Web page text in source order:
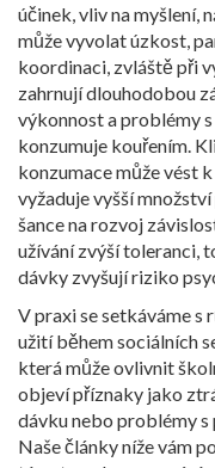
účinek,vliv na myšlení,
může vyvolat úzkost,
koordinaci, zvláště při
zahrnují dlouhodobou
výkonnost a problémy
konzumuje kouřením.
konzumace může vést
vyžaduje vyšší
šance na rozvoj
užívání zvýší toleranci,
dávky zvyšují riziko
V praxi se setkáváme s
užití během sociálních
která může ovlivnit
objeví příznaky jako
dávku nebo problémy
Naše články níže vám